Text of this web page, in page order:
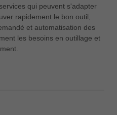
qui peuvent s'adapter
rapidement le bon outil,
et automatisation des
les besoins en outillage et